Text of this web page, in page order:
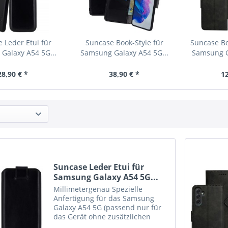
Leder Etui für
A54 5G...
€ *
Suncase Book-Style für
Samsung Galaxy A54 5G...
38,90 € *
Suncase
Samsung
Suncase Leder Etui für
Samsung Galaxy A54 5G...
Millimetergenau Spezielle
Anfertigung für das Samsung
Galaxy A54 5G (passend nur für
das Gerät ohne zusätzlichen